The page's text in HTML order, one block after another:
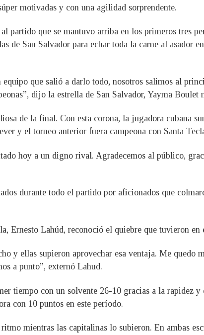
motivadas y con una agilidad sorprendente.
partido que se mantuvo arriba en los primeros tres
de San Salvador para echar toda la carne al asador
que salió a darlo todo, nosotros salimos al
dijo la estrella de San Salvador, Yayma Boulet
de la final. Con esta corona, la jugadora cubana
y el torneo anterior fuera campeona con Santa
hoy a un digno rival. Agradecemos al público,
durante todo el partido por aficionados que
Ernesto Lahúd, reconoció el quiebre que tuvieron
y ellas supieron aprovechar esa ventaja. Me quedo
a punto”, externó Lahud.
tiempo con un solvente 26-10 gracias a la rapidez
con 10 puntos en este período.
mientras las capitalinas lo subieron. En ambas